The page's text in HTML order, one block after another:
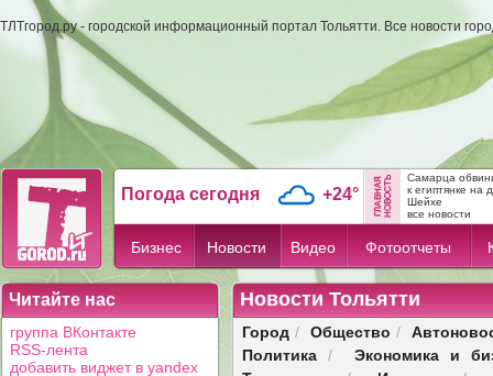
ТЛТгород.ру - городской информационный портал Тольятти. Все новости
Погода сегодня +24°
Самарца
к египтянке на
Шейхе
все новости
Бизнес Новости Видео Фотоотчеты
Читайте нас
группа ВКонтакте
RSS-лента
добавить виджет в yandex
Новости Тольятти
Город / Общество /
Политика /
Экономика и